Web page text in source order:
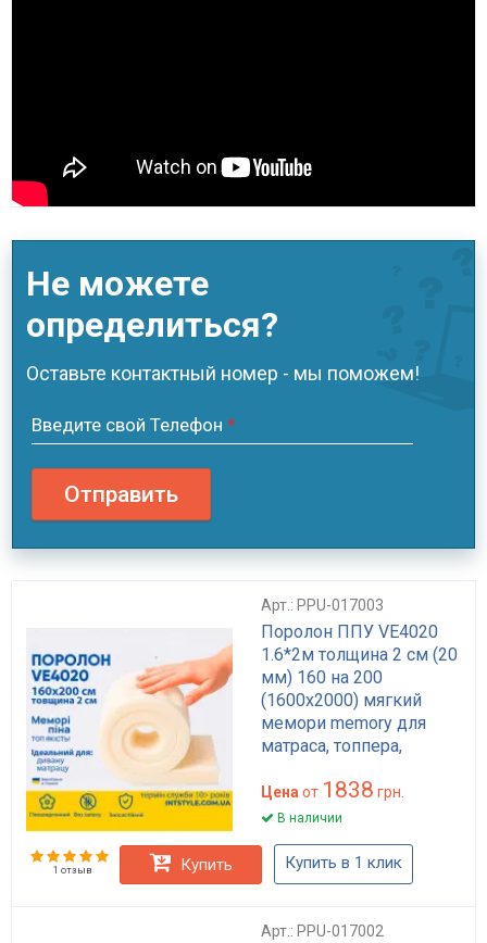
Не можете
определиться?
Оставьте контактный номер - мы поможем!
Введите свой Телефон *
Отправить
Арт.: PPU-017003
Поролон ППУ VE4020
1.6*2м толщина 2 см (20
мм) 160 на 200
(1600х2000) мягкий
мемори memory для
матраса, топпера,
Цена от 1838 грн.
В наличии
1 отзыв Купить Купить в 1 клик
Арт.: PPU-017002